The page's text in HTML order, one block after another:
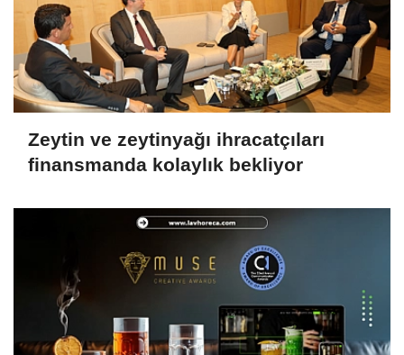
Zeytin ve zeytinyağı ihracatçıları
finansmanda kolaylık bekliyor